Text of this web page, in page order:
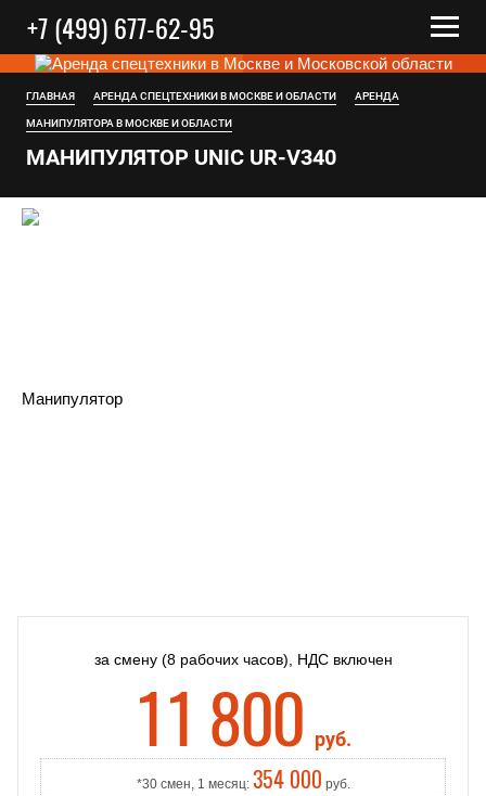
+7 (499) 677-62-95
ГЛАВНАЯ АРЕНДА СПЕЦТЕХНИКИ В МОСКВЕ И ОБЛАСТИ АРЕНДА
МАНИПУЛЯТОРА В МОСКВЕ И ОБЛАСТИ
МАНИПУЛЯТОР UNIC UR-V340
11 800руб.
за смену (8 рабочих часов), НДС включен
*30 смен, 1 месяц: 354 000 руб.